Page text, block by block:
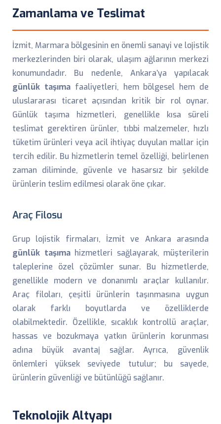
Zamanlama ve Teslimat
İzmit, Marmara bölgesinin en önemli sanayi ve lojistik
merkezlerinden biri olarak, ulaşım ağlarının merkezi
konumundadır. Bu nedenle, Ankara’ya yapılacak
günlük taşımafaaliyetleri, hem bölgesel hem de
uluslararası ticaret açısından kritik bir rol oynar.
Günlük taşıma hizmetleri, genellikle kısa süreli
teslimat gerektiren ürünler, tıbbi malzemeler, hızlı
tüketim ürünleri veya acil ihtiyaç duyulan mallar için
tercih edilir. Bu hizmetlerin temel özelliği, belirlenen
zaman diliminde, güvenle ve hasarsız bir şekilde
ürünlerin teslim edilmesi olarak öne çıkar.
Araç Filosu
Grup lojistik firmaları, İzmit ve Ankara arasında
günlük taşımahizmetleri sağlayarak, müşterilerin
taleplerine özel çözümler sunar. Bu hizmetlerde,
genellikle modern ve donanımlı araçlar kullanılır.
Araç filoları, çeşitli ürünlerin taşınmasına uygun
olarak farklı boyutlarda ve özelliklerde
olabilmektedir. Özellikle, sıcaklık kontrollü araçlar,
hassas ve bozukmaya yatkın ürünlerin korunması
adına büyük avantaj sağlar. Ayrıca, güvenlik
önlemleri yüksek seviyede tutulur; bu sayede,
ürünlerin güvenliği ve bütünlüğü sağlanır.
Teknolojik Altyapı